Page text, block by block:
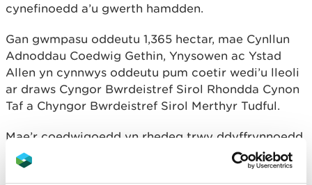
cynefinoedd a’u gwerth hamdden.
Gan gwmpasu oddeutu 1,365 hectar, mae Cynllun
Adnoddau Coedwig Gethin, Ynysowen ac Ystad
Allen yn cynnwys oddeutu pum coetir wedi’u lleoli
ar draws Cyngor Bwrdeistref Sirol Rhondda Cynon
Taf a Chyngor Bwrdeistref Sirol Merthyr Tudful.
Mae’r coedwigoedd yn rhedeg trwy ddyffrynnoedd
serth sy’n ymestyn o Ferthyr Tudful yn y gogledd,
trwy Aberfan, Troed-y-rhiw, Aberpennar ac